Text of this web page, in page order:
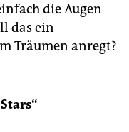
die Augen
das ein
Träumen anregt?